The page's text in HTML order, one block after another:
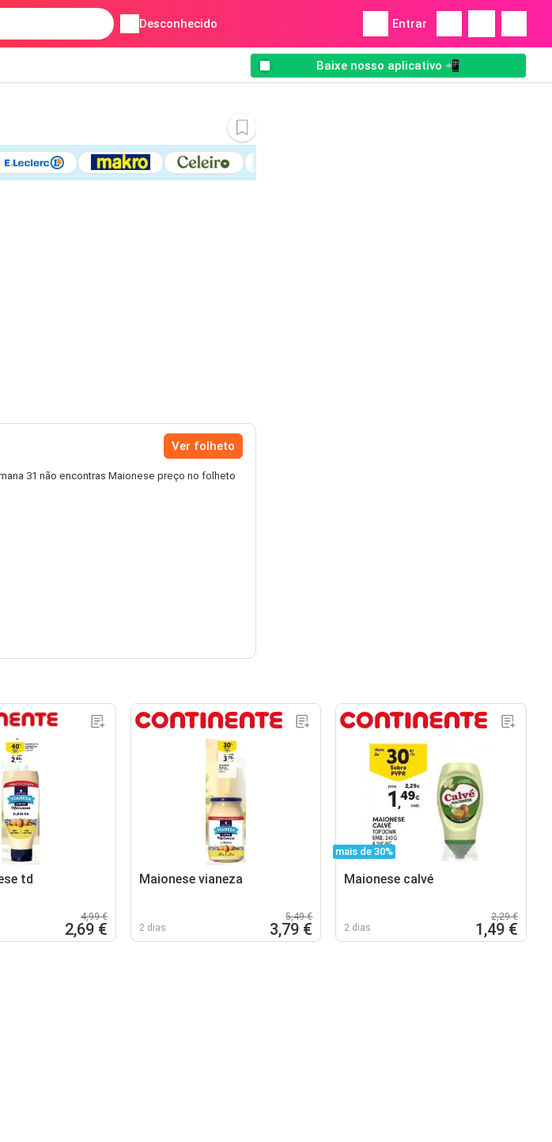
Desconhecido Entrar
Baixe nosso aplicativo 📲
Ver folheto
31 não encontras Maionese preço no folheto
td
4,99 €
2,69 €
Maionese vianeza
2 dias
5,49 €
3,79 €
mais de 30%
Maionese calvé
2 dias
2,29 €
1,49 €